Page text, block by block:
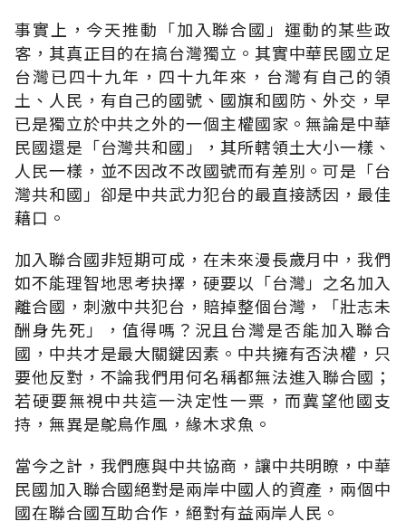
事實上，今天推動「加入聯合國」運動的某些政
客，其真正目的在搞台灣獨立。其實中華民國立足
台灣已四十九年，四十九年來，台灣有自己的領
土、人民，有自己的國號、國旗和國防、外交，早
已是獨立於中共之外的一個主權國家。無論是中華
民國還是「台灣共和國」，其所轄領土大小一樣、
人民一樣，並不因改不改國號而有差別。可是「台
灣共和國」卻是中共武力犯台的最直接誘因，最佳
藉口。
加入聯合國非短期可成，在未來漫長歲月中，我們
如不能理智地思考抉擇，硬要以「台灣」之名加入
離合國，刺激中共犯台，賠掉整個台灣，「壯志未
酬身先死」，值得嗎？況且台灣是否能加入聯合
國，中共才是最大關鍵因素。中共擁有否決權，只
要他反對，不論我們用何名稱都無法進入聯合國；
若硬要無視中共這一決定性一票，而冀望他國支
持，無異是鴕鳥作風，緣木求魚。
當今之計，我們應與中共協商，讓中共明瞭，中華
民國加入聯合國絕對是兩岸中國人的資產，兩個中
國在聯合國互助合作，絕對有益兩岸人民。